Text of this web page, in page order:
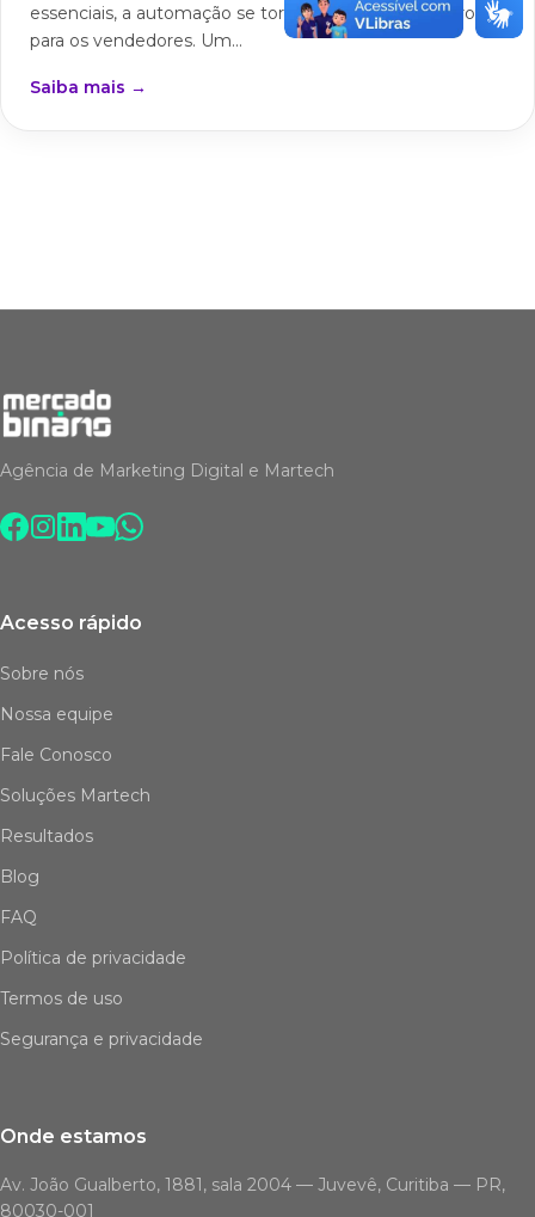
essenciais, a automação se tornou uma aliada poderosa
para os vendedores. Um...
Saiba mais →
Agência de Marketing Digital e Martech
Acesso rápido
Sobre nós
Nossa equipe
Fale Conosco
Soluções Martech
Resultados
Blog
FAQ
Política de privacidade
Termos de uso
Segurança e privacidade
Onde estamos
Av. João Gualberto, 1881, sala 2004 — Juvevê, Curitiba — PR,
80030-001